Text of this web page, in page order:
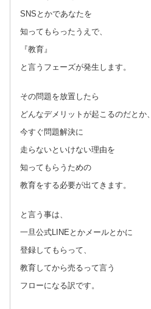
SNSとかであなたを
知ってもらったうえで、
『教育』
と言うフェーズが発生します。
その問題を放置したら
どんなデメリットが起こるのだとか、
今すぐ問題解決に
走らないといけない理由を
知ってもらうための
教育をする必要が出てきます。
と言う事は、
一旦公式LINEとかメールとかに
登録してもらって、
教育してから売るって言う
フローになる訳です。